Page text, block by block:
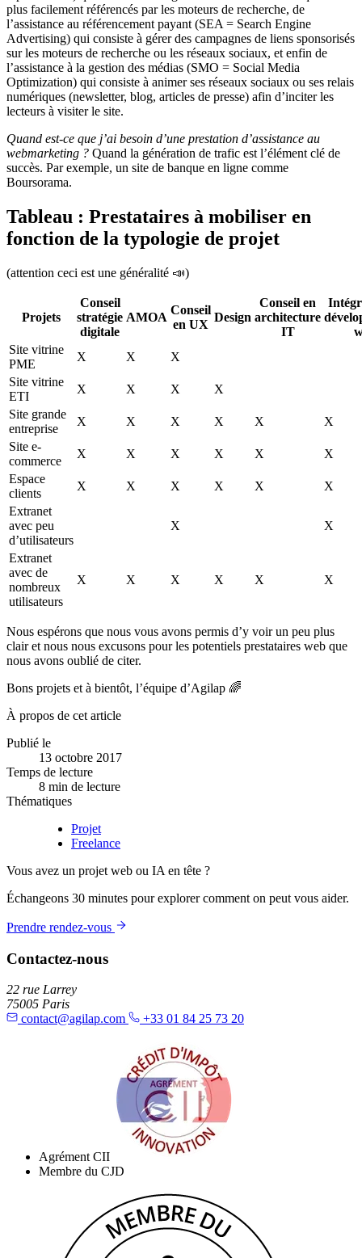
plus facilement référencés par les moteurs de recherche, de
l’assistance au référencement payant (SEA = Search Engine
Advertising) qui consiste à gérer des campagnes de liens sponsorisés
sur les moteurs de recherche ou les réseaux sociaux, et enfin de
l’assistance à la gestion des médias (SMO = Social Media
Optimization) qui consiste à animer ses réseaux sociaux ou ses relais
numériques (newsletter, blog, articles de presse) afin d’inciter les
lecteurs à visiter le site.
Quand est-ce que j’ai besoin d’une prestation d’assistance au
webmarketing ? Quand la génération de trafic est l’élément clé de
succès. Par exemple, un site de banque en ligne comme
Boursorama.
Tableau : Prestataires à mobiliser en
fonction de la typologie de projet
(attention ceci est une généralité 📣)
Projets
Conseil
stratégie
digitale
AMOA
Conseil
en UX
Design
Conseil en
architecture
IT
Site vitrine
PME
X X
X
Site vitrine
ETI
X X X
X
Site grande
entreprise
X X X X X
X
Site e-
commerce
X X X X X
X
Espace
clients
X X X X X
X
Extranet
avec peu
d’utilisateurs
X X
Extranet
avec de
nombreux
utilisateurs
X X X X X X
Nous espérons que nous vous avons permis d’y voir un peu plus
clair et nous nous excusons pour les potentiels prestataires web que
nous avons oublié de citer.
Bons projets et à bientôt, l’équipe d’Agilap 🌈
À propos de cet article
Publié le
13 octobre 2017
Temps de lecture
8 min de lecture
Thématiques
Projet
Freelance
Vous avez un projet web ou IA en tête ?
Échangeons 30 minutes pour explorer comment on peut vous aider.
Prendre rendez-vous
Contactez-nous
22 rue Larrey
75005 Paris
contact@agilap.com
+33 01 84 25 73 20
Agrément CII
Membre du CJD